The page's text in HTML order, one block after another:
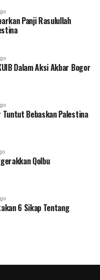
Panji Rasulullah
Dalam Aksi Akbar Bogor
Tuntut Bebaskan Palestina
Qolbu
6 Sikap Tentang